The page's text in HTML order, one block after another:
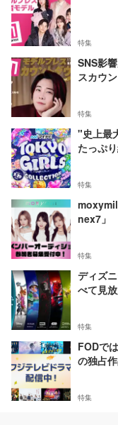
特集
SNS影
スカウ
特集
"史上最
たっぷ
特集
nex7」
特集
ディズ
べて見放
特集
FODで
の独占
特集